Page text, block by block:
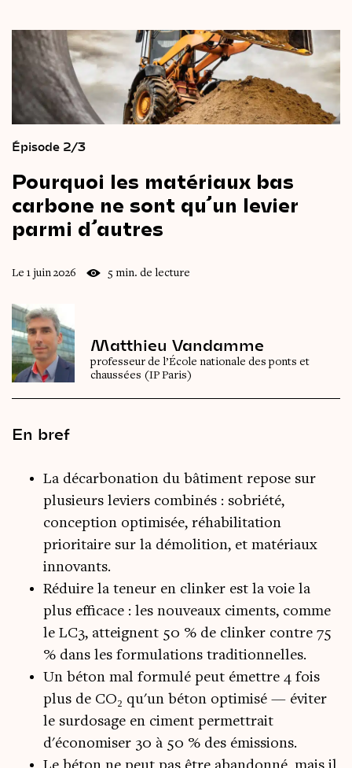
Épisode 2/3
Pourquoi les matériaux bas
carbone ne sont qu’un levier
parmi d’autres
Le 1 juin 2026 5 min. de lecture
Matthieu Vandamme
professeur de l’École nationale des ponts et
chaussées (IP Paris)
En bref
La décarbonation du bâtiment repose sur
plusieurs leviers combinés : sobriété,
conception optimisée, réhabilitation
prioritaire sur la démolition, et matériaux
innovants.
Réduire la teneur en clinker est la voie la
plus efficace : les nouveaux ciments, comme
le LC3, atteignent 50 % de clinker contre 75
% dans les formulations traditionnelles.
Un béton mal formulé peut émettre 4 fois
plus de CO₂ qu'un béton optimisé — éviter
le surdosage en ciment permettrait
d'économiser 30 à 50 % des émissions.